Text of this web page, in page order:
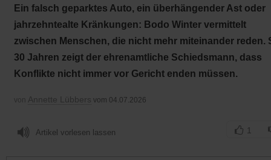
neuen
Tab)
neuen
Tab)
in
einem
neuen
Tab)
Krieg und Frieden(Öffnet
in
neuen
Tab)
Gott neu denken Krieg in der Ukraine
Flucht und Migration
Video-Podcast »Veranstaltungen«
Podcast »Veranstaltungen«
Schriftgröße ändern:
Ein falsch geparktes Auto, ein überhängender Ast oder
jahrzehntealte Kränkungen: Bodo Winter vermittelt
zwischen Menschen, die nicht mehr miteinander reden.
30 Jahren zeigt der ehrenamtliche Schiedsmann, dass
Konflikte nicht immer vor Gericht enden müssen.
von Annette Lübbers vom 04.07.2026
Artikel vorlesen lassen 1